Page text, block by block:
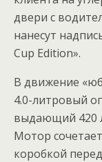
двери с
нанесут
Cup Edition».
В движение
4.0-литровый
выдающий 420
Мотор
коробкой